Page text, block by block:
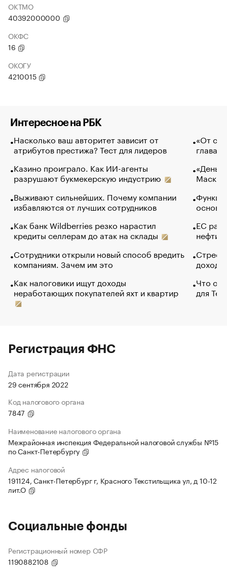
ОКТМО
40392000000
ОКФС
16
ОКОГУ
4210015
Интересное на РБК
Насколько ваш авторитет зависит от
атрибутов престижа? Тест для лидеров
Казино проиграло. Как ИИ-агенты
разрушают букмекерскую индустрию
Выживают сильнейших. Почему компании
избавляются от лучших сотрудников
Как банк Wildberries резко нарастил
кредиты селлерам до атак на склады
Сотрудники открыли новый способ вредить
компаниям. Зачем им это
Как налоговики ищут доходы
неработающих покупателей яхт и квартир
«От
глава
Маск в
основ
ЕС
нефти
Что
для
Регистрация ФНС
Дата регистрации
29 сентября 2022
Код налогового органа
7847
Наименование налогового органа
Межрайонная инспекция Федеральной налоговой службы №15
по Санкт-Петербургу
Адрес налоговой
191124, Санкт-Петербург г, Красного Текстильщика ул, д 10-12
лит.О
Социальные фонды
Регистрационный номер СФР
1190882108